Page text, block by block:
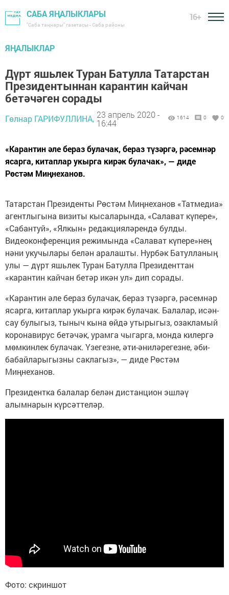
САБА ЯҢАЛЫКЛАРЫ
"Саба таңнары" газетасы - Саба районы
16+
ЯҢАЛЫКЛАР
Дүрт яшьлек Туран Батулла Татарстан
Президентыннан карантин кайчан
бетәчәген сорады
Гөлнар ГАРИФУЛЛИНА, 23 апрель 2020 -
16:44
1614 0 0
«Карантин әле бераз булачак, бераз түзәргә, рәсемнәр
ясарга, китаплар укырга кирәк булачак», — диде
Рөстәм Миңнеханов.
Татарстан Президенты Рөстәм Миңнеханов «Татмедиа»
агентлыгына визиты кысаларында, «Салават күпере»,
«Сабантуй», «Ялкын» редакцияләрендә булды.
Видеоконференция режимында «Салават күпере»нең
нәни укучылары белән аралашты. Нурбәк Батулланың
улы — дүрт яшьлек Туран Батулла Президенттан
«карантин кайчан бетәр икән ул» дип сорады.
«Карантин әле бераз булачак, бераз түзәргә, рәсемнәр
ясарга, китаплар укырга кирәк булачак. Балалар, исән-
сау булыгыз, тыныч кына өйдә утырыгыз, озакламый
коронавирус бетәчәк, урамга чыгарга, монда килергә
мөмкинлек булачак. Үзегезне, әти-әниләрегезне, әби-
бабайларыгызны саклагыз», — диде Рөстәм
Миңнеханов.
Президентка балалар белән дистанцион эшләү
алымнарын күрсәттеләр.
Фото: скриншот